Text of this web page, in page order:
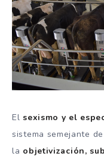
Elsexismo y el
sistema semejante
la objetivización,